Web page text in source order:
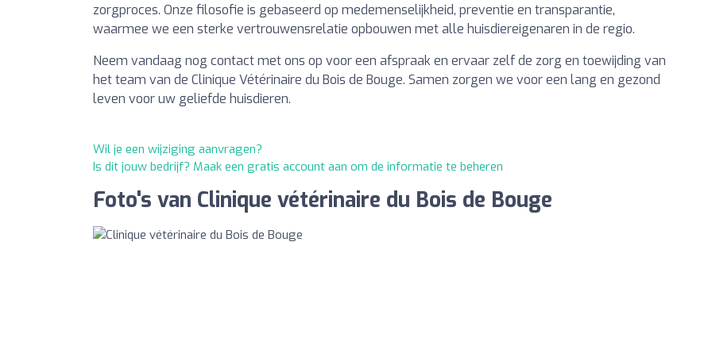
zorgproces. Onze filosofie is gebaseerd op medemenselijkheid, preventie en transparantie,
waarmee we een sterke vertrouwensrelatie opbouwen met alle huisdiereigenaren in de regio.
Neem vandaag nog contact met ons op voor een afspraak en ervaar zelf de zorg en toewijding van
het team van de Clinique Vétérinaire du Bois de Bouge. Samen zorgen we voor een lang en gezond
leven voor uw geliefde huisdieren.
Wil je een wijziging aanvragen?
Is dit jouw bedrijf? Maak een gratis account aan om de informatie te beheren
Foto's van Clinique vétérinaire du Bois de Bouge